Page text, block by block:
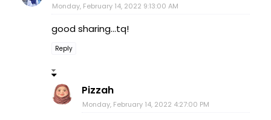
Monday, February 14, 2022 9:13:00 AM
good sharing...tq!
Reply
Pizzah
Monday, February 14, 2022 4:27:00 PM